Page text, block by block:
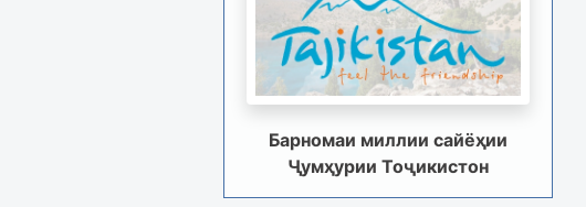
Барномаи миллии сайёҳии
Ҷумҳурии Тоҷикистон